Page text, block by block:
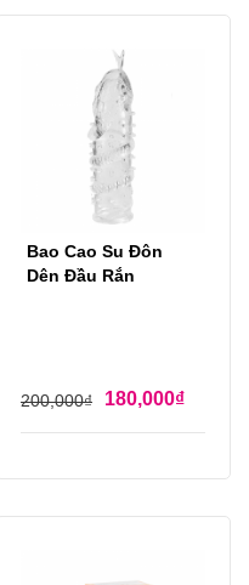
Bao Cao Su Đôn
Dên Đầu Rắn
200,000₫ 180,000₫